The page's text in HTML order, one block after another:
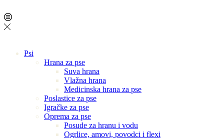
Psi
Hrana za pse
Suva hrana
Vlažna hrana
Medicinska hrana za pse
Poslastice za pse
Igračke za pse
Oprema za pse
Posude za hranu i vodu
Ogrlice, amovi, povodci i flexi